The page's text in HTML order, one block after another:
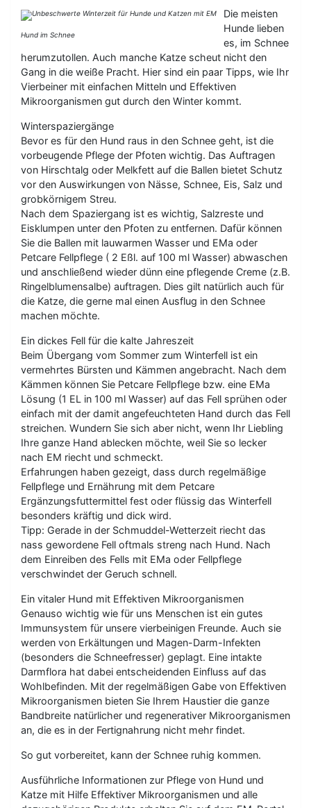
Hund im Schnee
Die meisten
Hunde lieben
es, im Schnee
herumzutollen. Auch manche Katze scheut nicht den
Gang in die weiße Pracht. Hier sind ein paar Tipps, wie Ihr
Vierbeiner mit einfachen Mitteln und Effektiven
Mikroorganismen gut durch den Winter kommt.
Winterspaziergänge
Bevor es für den Hund raus in den Schnee geht, ist die
vorbeugende Pflege der Pfoten wichtig. Das Auftragen
von Hirschtalg oder Melkfett auf die Ballen bietet Schutz
vor den Auswirkungen von Nässe, Schnee, Eis, Salz und
grobkörnigem Streu.
Nach dem Spaziergang ist es wichtig, Salzreste und
Eisklumpen unter den Pfoten zu entfernen. Dafür können
Sie die Ballen mit lauwarmen Wasser und EMa oder
Petcare Fellpflege ( 2 Eßl. auf 100 ml Wasser) abwaschen
und anschließend wieder dünn eine pflegende Creme (z.B.
Ringelblumensalbe) auftragen. Dies gilt natürlich auch für
die Katze, die gerne mal einen Ausflug in den Schnee
machen möchte.
Ein dickes Fell für die kalte Jahreszeit
Beim Übergang vom Sommer zum Winterfell ist ein
vermehrtes Bürsten und Kämmen angebracht. Nach dem
Kämmen können Sie Petcare Fellpflege bzw. eine EMa
Lösung (1 EL in 100 ml Wasser) auf das Fell sprühen oder
einfach mit der damit angefeuchteten Hand durch das Fell
streichen. Wundern Sie sich aber nicht, wenn Ihr Liebling
Ihre ganze Hand ablecken möchte, weil Sie so lecker
nach EM riecht und schmeckt.
Erfahrungen haben gezeigt, dass durch regelmäßige
Fellpflege und Ernährung mit dem Petcare
Ergänzungsfuttermittel fest oder flüssig das Winterfell
besonders kräftig und dick wird.
Tipp: Gerade in der Schmuddel-Wetterzeit riecht das
nass gewordene Fell oftmals streng nach Hund. Nach
dem Einreiben des Fells mit EMa oder Fellpflege
verschwindet der Geruch schnell.
Ein vitaler Hund mit Effektiven Mikroorganismen
Genauso wichtig wie für uns Menschen ist ein gutes
Immunsystem für unsere vierbeinigen Freunde. Auch sie
werden von Erkältungen und Magen-Darm-Infekten
(besonders die Schneefresser) geplagt. Eine intakte
Darmflora hat dabei entscheidenden Einfluss auf das
Wohlbefinden. Mit der regelmäßigen Gabe von Effektiven
Mikroorganismen bieten Sie Ihrem Haustier die ganze
Bandbreite natürlicher und regenerativer Mikroorganismen
an, die es in der Fertignahrung nicht mehr findet.
So gut vorbereitet, kann der Schnee ruhig kommen.
Ausführliche Informationen zur Pflege von Hund und
Katze mit Hilfe Effektiver Mikroorganismen und alle